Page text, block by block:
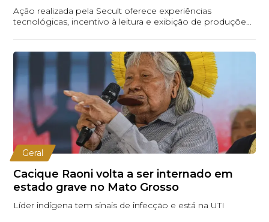
Ação realizada pela Secult oferece experiências
tecnológicas, incentivo à leitura e exibição de produções
Geral
Cacique Raoni volta a ser internado em
estado grave no Mato Grosso
Líder indígena tem sinais de infecção e está na UTI